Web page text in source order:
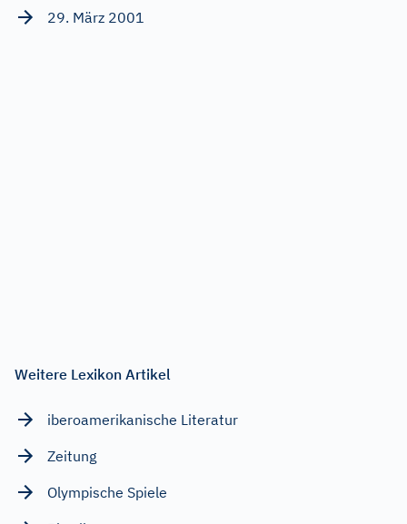
29. März 2001
Weitere Lexikon Artikel
iberoamerikanische Literatur
Zeitung
Olympische Spiele